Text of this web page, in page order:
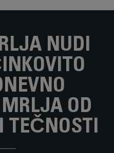
NUDI
OD
TEČNOSTI